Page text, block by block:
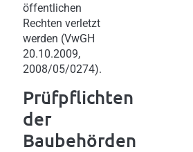
öffentlichen
Rechten verletzt
werden (VwGH
20.10.2009,
2008/05/0274).
Prüfpflichten
der
Baubehörden